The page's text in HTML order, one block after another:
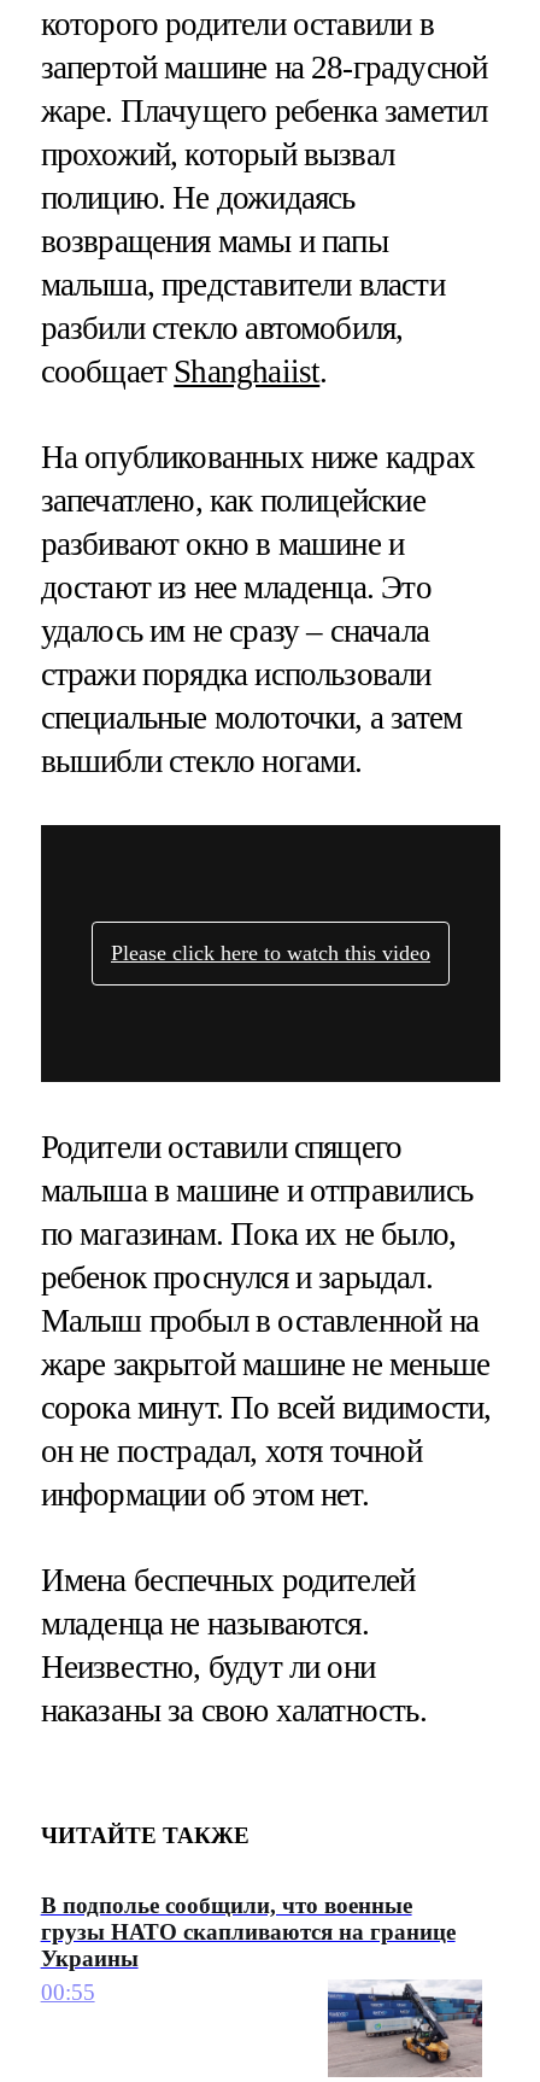
которого родители оставили в
запертой машине на 28-градусной
жаре. Плачущего ребенка заметил
прохожий, который вызвал
полицию. Не дожидаясь
возвращения мамы и папы
малыша, представители власти
разбили стекло автомобиля,
сообщает Shanghaiist.
На опубликованных ниже кадрах
запечатлено, как полицейские
разбивают окно в машине и
достают из нее младенца. Это
удалось им не сразу – сначала
стражи порядка использовали
специальные молоточки, а затем
вышибли стекло ногами.
Родители оставили спящего
малыша в машине и отправились
по магазинам. Пока их не было,
ребенок проснулся и зарыдал.
Малыш пробыл в оставленной на
жаре закрытой машине не меньше
сорока минут. По всей видимости,
он не пострадал, хотя точной
информации об этом нет.
Имена беспечных родителей
младенца не называются.
Неизвестно, будут ли они
наказаны за свою халатность.
ЧИТАЙТЕ ТАКЖЕ
В подполье сообщили, что военные
грузы НАТО скапливаются на границе
Украины
00:55